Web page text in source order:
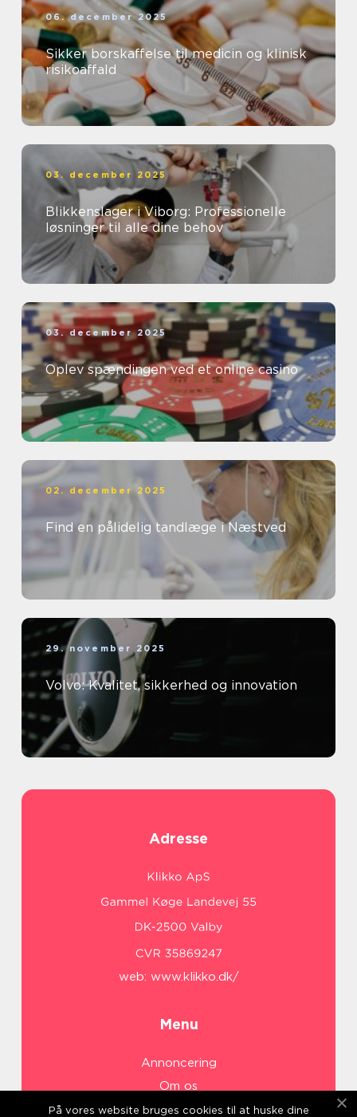
06. december 2025
Sikker borskaffelse til medicin og klinisk
risikoaffald
03. december 2025
Blikkenslager i Viborg: Professionelle
løsninger til alle dine behov
03. december 2025
Oplev spændingen ved et online casino
02. december 2025
Find en pålidelig tandlæge i Næstved
29. november 2025
Volvo: Kvalitet, sikkerhed og innovation
Adresse
web: www.klikko.dk/
Menu
Annoncering
Om os
Cookies
På vores website bruges cookies til at huske dine